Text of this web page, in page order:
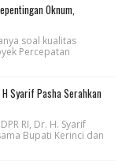
Oknum,
soal kualitas
Percepatan
Syarif Pasha Serahkan
RI, Dr. H. Syarif
Bupati Kerinci dan